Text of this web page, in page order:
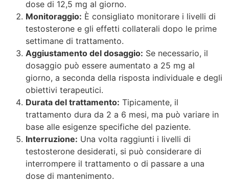
dose di 12,5 mg al giorno.
Monitoraggio: È consigliato monitorare i livelli di
testosterone e gli effetti collaterali dopo le prime
settimane di trattamento.
Aggiustamento del dosaggio: Se necessario, il
dosaggio può essere aumentato a 25 mg al
giorno, a seconda della risposta individuale e degli
obiettivi terapeutici.
Durata del trattamento: Tipicamente, il
trattamento dura da 2 a 6 mesi, ma può variare in
base alle esigenze specifiche del paziente.
Interruzione: Una volta raggiunti i livelli di
testosterone desiderati, si può considerare di
interrompere il trattamento o di passare a una
dose di mantenimento.